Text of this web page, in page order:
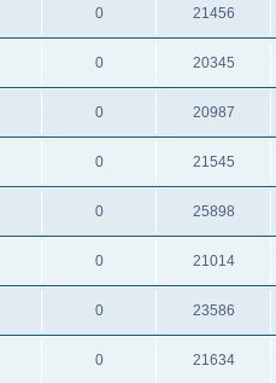
0 21456
0 20345
0 20987
0 21545
0 25898
0 21014
0 23586
0 21634